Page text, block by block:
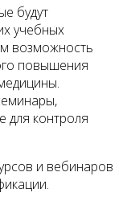
будут
учебных
возможность
повышения
для контроля
и вебинаров